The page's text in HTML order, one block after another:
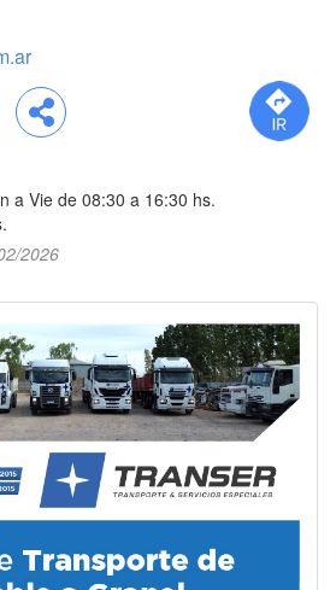
Compartir
a Vie de 08:30 a 16:30 hs.
2026